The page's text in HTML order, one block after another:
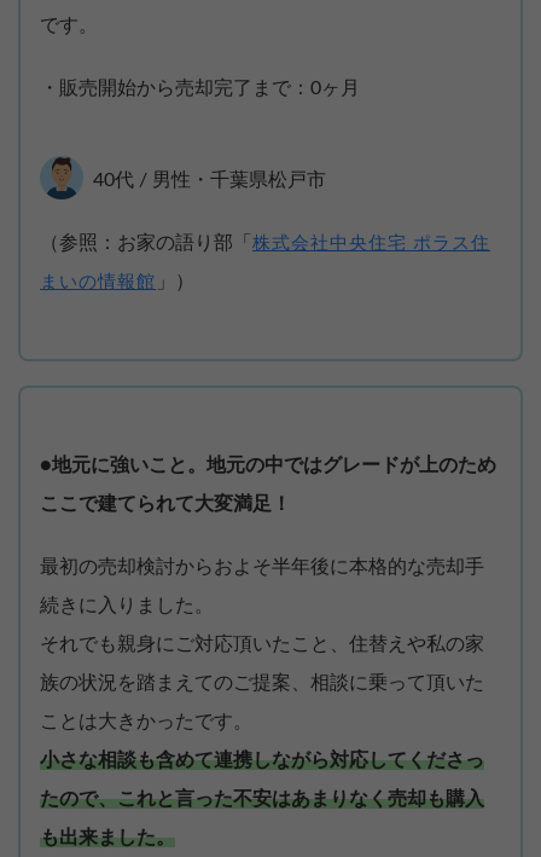
です。
・販売開始から売却完了まで：0ヶ月
40代 / 男性・千葉県松戸市
（参照：お家の語り部「 株式会社中央住宅 ポラス住
まいの情報館 」）
●地元に強いこと。地元の中ではグレードが上のため
ここで建てられて大変満足！
最初の売却検討からおよそ半年後に本格的な売却手
続きに入りました。
それでも親身にご対応頂いたこと、住替えや私の家
族の状況を踏まえてのご提案、相談に乗って頂いた
ことは大きかったです。
小さな相談も含めて連携しながら対応してくださっ
たので、これと言った不安はあまりなく売却も購入
も出来ました。